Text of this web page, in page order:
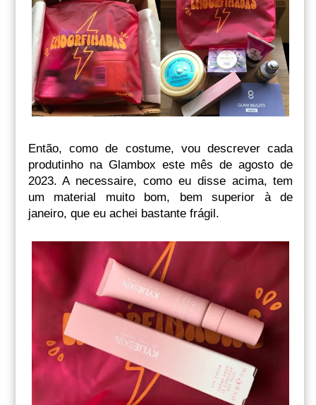
Então, como de costume, vou descrever cada
produtinho na Glambox este mês de agosto de
2023. A necessaire, como eu disse acima, tem
um material muito bom, bem superior à de
janeiro, que eu achei bastante frágil.